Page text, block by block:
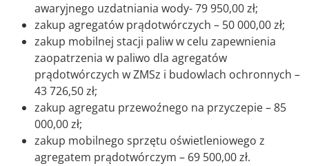
awaryjnego uzdatniania wody- 79 950,00 zł;
zakup agregatów prądotwórczych – 50 000,00 zł;
zakup mobilnej stacji paliw w celu zapewnienia
zaopatrzenia w paliwo dla agregatów
prądotwórczych w ZMSz i budowlach ochronnych –
43 726,50 zł;
zakup agregatu przewoźnego na przyczepie – 85
000,00 zł;
zakup mobilnego sprzętu oświetleniowego z
agregatem prądotwórczym – 69 500,00 zł.